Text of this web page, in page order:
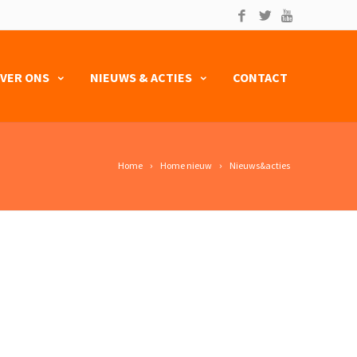
ONS NIEUWS & ACTIES CONTACT
Home Home nieuw Nieuws&acties